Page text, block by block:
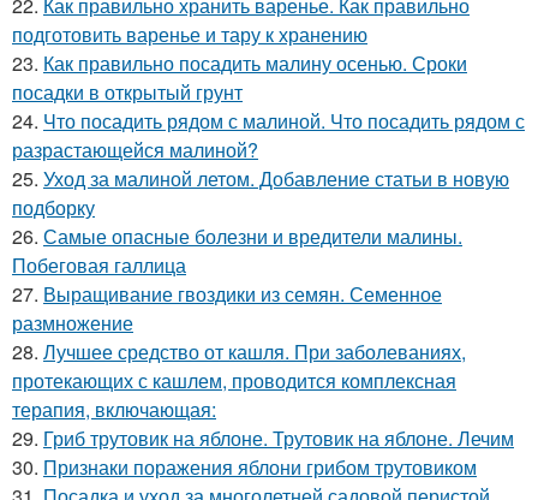
подготовить варенье и тару к хранению
23. Как правильно посадить малину осенью. Сроки
посадки в открытый грунт
24. Что посадить рядом с малиной. Что посадить рядом с
разрастающейся малиной?
25. Уход за малиной летом. Добавление статьи в новую
подборку
26. Самые опасные болезни и вредители малины.
Побеговая галлица
27. Выращивание гвоздики из семян. Семенное
размножение
28. Лучшее средство от кашля. При заболеваниях,
протекающих с кашлем, проводится комплексная
терапия, включающая:
29. Гриб трутовик на яблоне. Трутовик на яблоне. Лечим
30. Признаки поражения яблони грибом трутовиком